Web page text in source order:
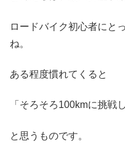
ロードバイク初心者にと
ね。
ある程度慣れてくると
「そろそろ100kmに挑戦
と思うものです。